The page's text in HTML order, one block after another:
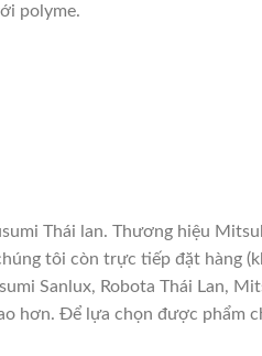
polyme.
Thái lan. Thương hiệu
tôi còn trực tiếp đặt hàng
Sanlux, Robota Thái Lan,
hơn. Để lựa chọn được phẩm